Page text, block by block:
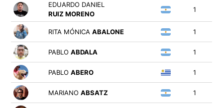
EDUARDO DANIEL
RUIZ MORENO
1
RITA MÓNICA ABALONE 1
PABLO ABDALA 1
PABLO ABERO 1
MARIANO ABSATZ 1